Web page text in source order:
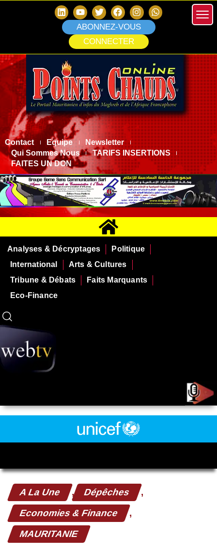
ABONNEZ-VOUS
CONNECTER
Contact Equipe
Newsletter
Qui Sommes Nous
TARIFS INSERTIONS
FAITES UN DON
Analyses & Décryptages
Politique
International
Arts & Cultures
Tribune & Débats
Faits Marquants
Eco-Finance
A La Une , Dépêches ,
Economies & Finance ,
MAURITANIE